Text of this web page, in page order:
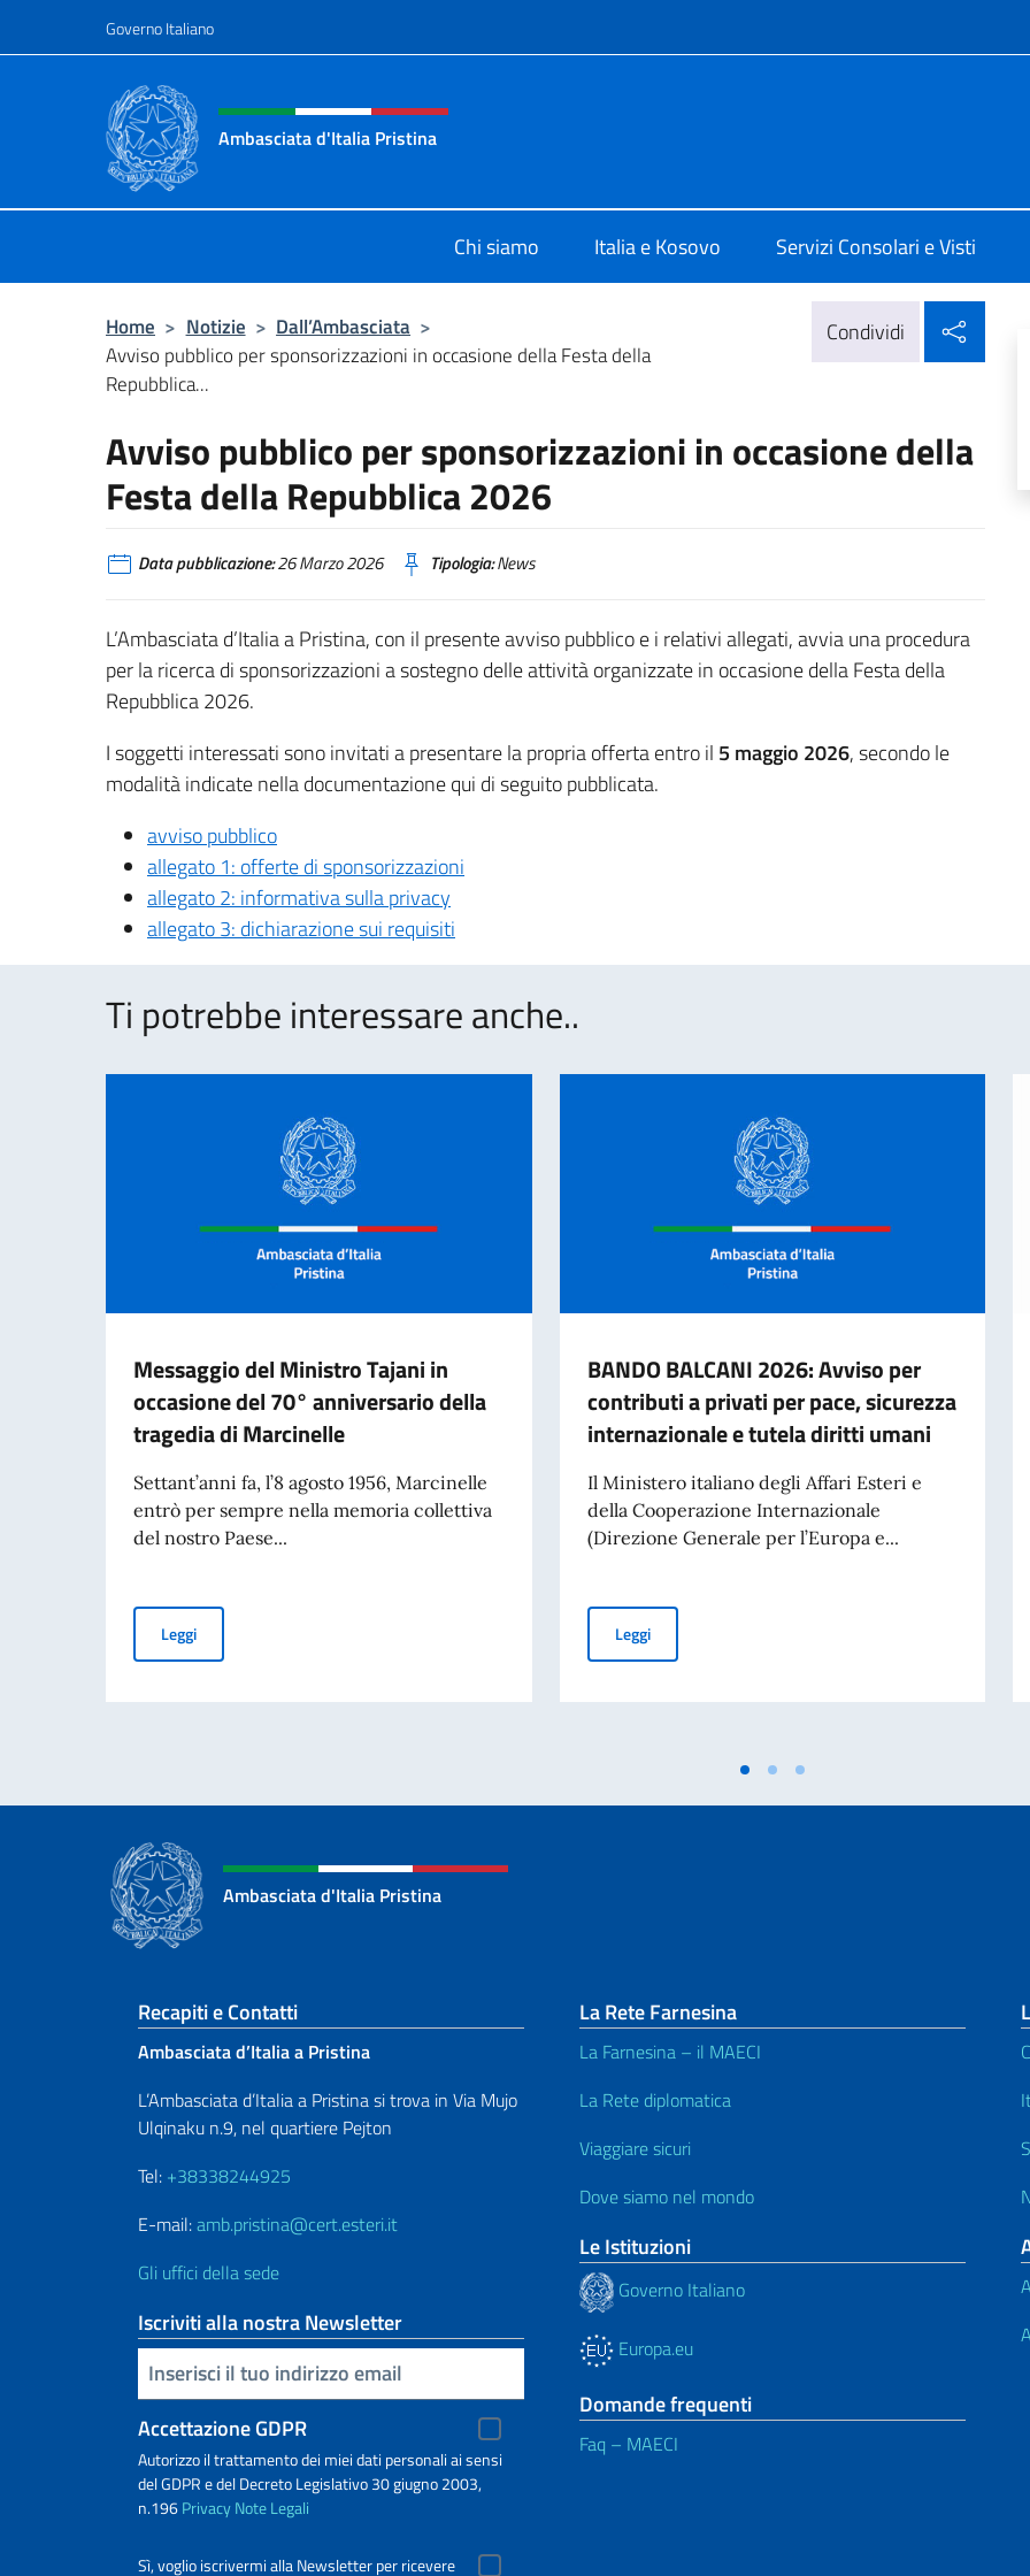
Governo Italiano
Intestazione sito, social e menù
Ambasciata d'Italia Pristina
Chi siamo Italia e Kosovo Servizi Consolari e Visti
Home > Notizie > Dall’Ambasciata >
Avviso pubblico per sponsorizzazioni in occasione della Festa della
Repubblica...
Condividi
Avviso pubblico per sponsorizzazioni in occasione della
Festa della Repubblica 2026
Data pubblicazione:26 Marzo 2026 Tipologia:News
L’Ambasciata d’Italia a Pristina, con il presente avviso pubblico e i relativi allegati, avvia una procedura
per la ricerca di sponsorizzazioni a sostegno delle attività organizzate in occasione della Festa della
Repubblica 2026.
I soggetti interessati sono invitati a presentare la propria offerta entro il 5 maggio 2026, secondo le
modalità indicate nella documentazione qui di seguito pubblicata.
avviso pubblico
allegato 1: offerte di sponsorizzazioni
allegato 2: informativa sulla privacy
allegato 3: dichiarazione sui requisiti
Ti potrebbe interessare anche..
Messaggio del Ministro Tajani in
occasione del 70° anniversario della
tragedia di Marcinelle
Settant’anni fa, l’8 agosto 1956, Marcinelle
entrò per sempre nella memoria collettiva
del nostro Paese...
LeggiMessaggio del Ministro Tajani in occasione del 70° anniversario della tragedia di Marcinelle
BANDO BALCANI 2026: Avviso per
contributi a privati per pace, sicurezza
internazionale e tutela diritti umani
Il Ministero italiano degli Affari Esteri e
della Cooperazione Internazionale
(Direzione Generale per l’Europa e...
LeggiBANDO BALCANI 2026: Avviso per contributi a privati
Ambasciata d'Italia Pristina
Sezione footer
Recapiti e Contatti
Ambasciata d’Italia a Pristina
L’Ambasciata d’Italia a Pristina si trova in Via Mujo
Ulqinaku n.9, nel quartiere Pejton
Tel: +38338244925
E-mail:amb.pristina@cert.esteri.it
Gli uffici della sede
Iscriviti alla nostra Newsletter
Inserisci la tua email
Accettazione GDPR
Autorizzo il trattamento dei miei dati personali ai sensi
del GDPR e del Decreto Legislativo 30 giugno 2003,
n.196PrivacyNote Legali
Sì, voglio iscrivermi alla Newsletter per ricevere
La Rete Farnesina
La Farnesina – il MAECI
La Rete diplomatica
Viaggiare sicuri
Dove siamo nel mondo
Le Istituzioni
Governo Italiano
Europa.eu
Domande frequenti
Faq – MAECI